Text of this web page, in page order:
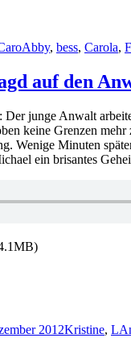
Abby, bess, Carola,
auf den
junge Anwalt
keine Grenzen
Wenige Minuten
ein brisantes
2012Kristine, L